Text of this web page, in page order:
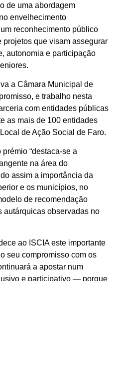
de uma abordagem
envelhecimento
reconhecimento público
projetos que visam assegurar
autonomia e participação
a Câmara Municipal de
e trabalho nesta
com entidades públicas
as mais de 100 entidades
de Ação Social de Faro.
“destaca-se a
na área do
assim a importância da
e os municípios, no
de recomendação
autárquicas observadas no
ao ISCIA este importante
seu compromisso com os
a apostar num
e participativo — porque